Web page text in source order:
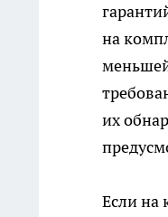
на
их
Если на